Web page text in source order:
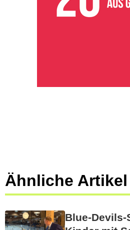
Ähnliche Artikel
Blue-Devils-